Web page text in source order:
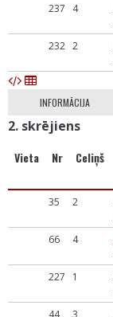
237
4
232 2
INFORMĀCIJA
2. skrējiens
Vieta Nr Celiņš
35 2
66 4
227 1
44 3